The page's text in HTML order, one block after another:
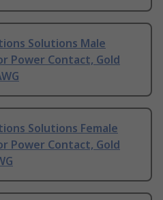
Solutions Male
Power Contact, Gold
Solutions Female
Power Contact, Gold